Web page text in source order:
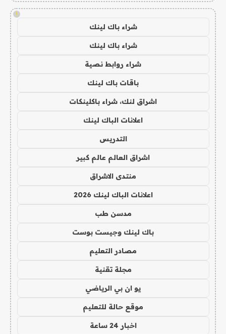
!
شراء باك لينك
شراء باك لينك
شراء روابط نصية
باقات باك لينك
اشراق لنك، شراء باكلينكات
اعلانات الباك لينك
التدريس
اشراق العالم عالم كبير
منتدى الاشراق
اعلانات الباك لينك 2026
مدسن طب
باك لينك وجيست بوست
مصادر التعليم
مجلة تقنية
يو ان بي الرياضي
موقع حالة للتعليم
اخبار 24 ساعة